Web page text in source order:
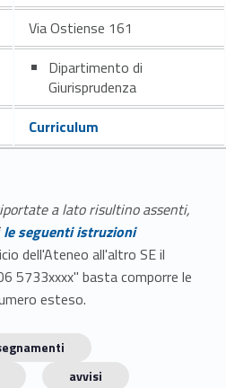
Via Ostiense 161
Dipartimento di
Giurisprudenza
Curriculum
a lato risultino assenti,
le seguenti istruzioni
dell'Ateneo all'altro SE il
5733xxxx" basta comporre le
esteso.
avvisi